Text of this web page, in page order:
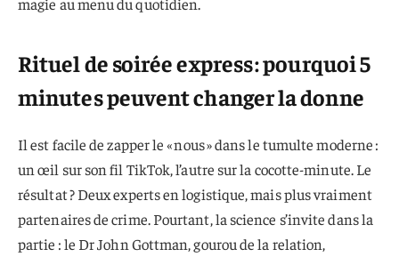
Rituel de soirée express : pourquoi 5
minutes peuvent changer la donne
Il est facile de zapper le « nous » dans le tumulte moderne :
un œil sur son fil TikTok, l’autre sur la cocotte-minute. Le
résultat ? Deux experts en logistique, mais plus vraiment
partenaires de crime. Pourtant, la science s’invite dans la
partie : le Dr John Gottman, gourou de la relation,